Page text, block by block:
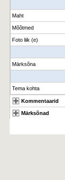
Maht
Mõõtmed
Foto liik (e)
Märksõna
Tema kohta
Kommentaarid
Märksõnad